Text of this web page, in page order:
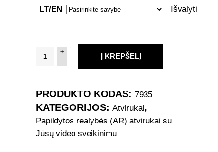
LT/EN Išvalyti
Kalėdinis
Naujametinis
su
video
sveikinimu
7935
Į KREPŠELĮ
PRODUKTO KODAS: 7935
KATEGORIJOS: Atvirukai,
Papildytos realybės (AR) atvirukai su
Jūsų video sveikinimu